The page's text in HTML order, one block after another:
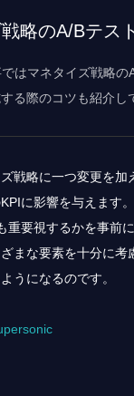
略のA/Bテス
はマネタイズ戦略の
る際のコツも紹介し
戦略に一つ変更を加
に影響を与えます
重要視するかを事前
まな要素を十分に考
うになるのです。